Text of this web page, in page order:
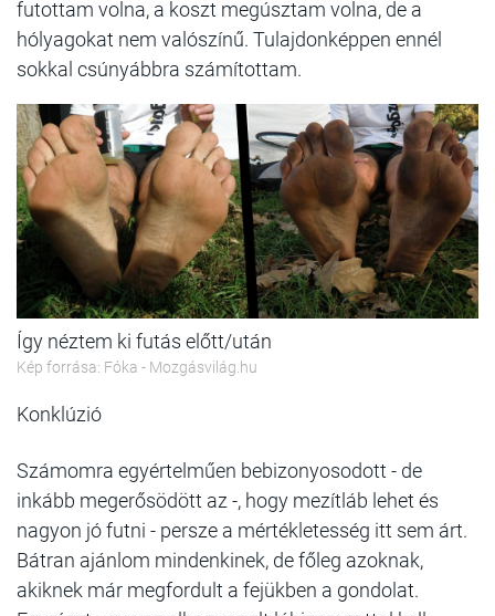
futottam volna, a koszt megúsztam volna, de a
hólyagokat nem valószínű. Tulajdonképpen ennél
sokkal csúnyábbra számítottam.
Így néztem ki futás előtt/után
Kép forrása: Fóka - Mozgásvilág.hu
Konklúzió
Számomra egyértelműen bebizonyosodott - de
inkább megerősödött az -, hogy mezítláb lehet és
nagyon jó futni - persze a mértékletesség itt sem árt.
Bátran ajánlom mindenkinek, de főleg azoknak,
akiknek már megfordult a fejükben a gondolat.